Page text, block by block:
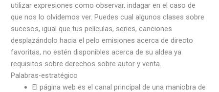
utilizar expresiones como observar, indagar en el caso de
que nos lo olvidemos ver. Puedes cual algunos clases sobre
sucesos, igual que tus películas, series, canciones
desplazándolo hacia el pelo emisiones acerca de directo
favoritas, no estén disponibles acerca de su aldea ya
requisitos sobre derechos sobre autor y venta.
Palabras-estratégico
El página web es el canal principal de una maniobra de